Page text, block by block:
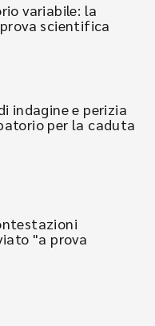
variabile: la
scientifica
indagine e perizia
per la caduta
"a prova